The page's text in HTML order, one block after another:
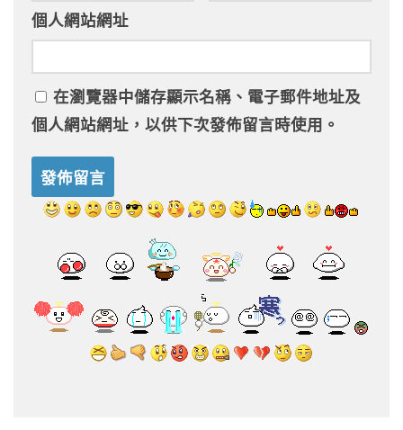
個人網站網址
在瀏覽器中儲存顯示名稱、電子郵件地址及
個人網站網址，以供下次發佈留言時使用。